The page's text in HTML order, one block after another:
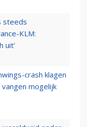
steeds
KLM:
uit’
crash klagen
mogelijk